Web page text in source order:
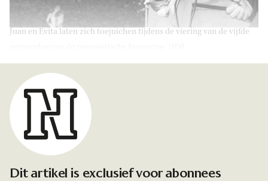
Juan en Evita laten zich toejuichen tijdens de viering van de vijfde
Dit artikel is exclusief voor abonnees